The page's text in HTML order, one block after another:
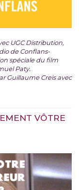
UGC Distribution,
de Conflans-
spéciale du film
Paty.
Guillaume Creis avec
VÔTRE